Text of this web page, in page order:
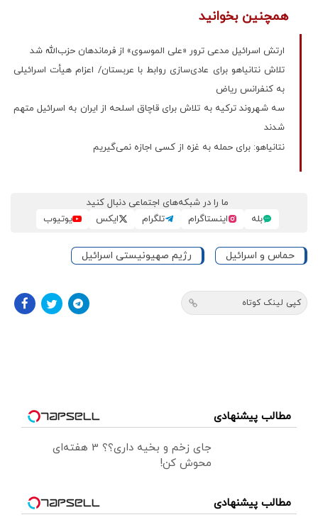
همچنین بخوانید
ارتش اسرائیل مدعی ترور «علی الموسوی» از فرماندهان حزب‌الله شد
تلاش نتانیاهو برای عادی‌سازی روابط با عربستان/ اعزام هیأت اسرائیلی
به کنفرانس ریاض
سه شهروند ترکیه به تلاش برای قاچاق اسلحه از ایران به اسرائیل متهم
شدند
نتانیاهو: برای حمله به غزه از کسی اجازه نمی‌گیریم
ما را در شبکه‌های اجتماعی دنبال کنید
بله
اینستاگرام تلگرام ایکس یوتیوب
حماس و اسرائیل رژیم صهیونیستی اسرائیل
کپی لینک کوتاه
مطالب پیشنهادی
جای زخم و بخیه داری؟؟ 3 هفته‌ای
محوش کن!
مطالب پیشنهادی